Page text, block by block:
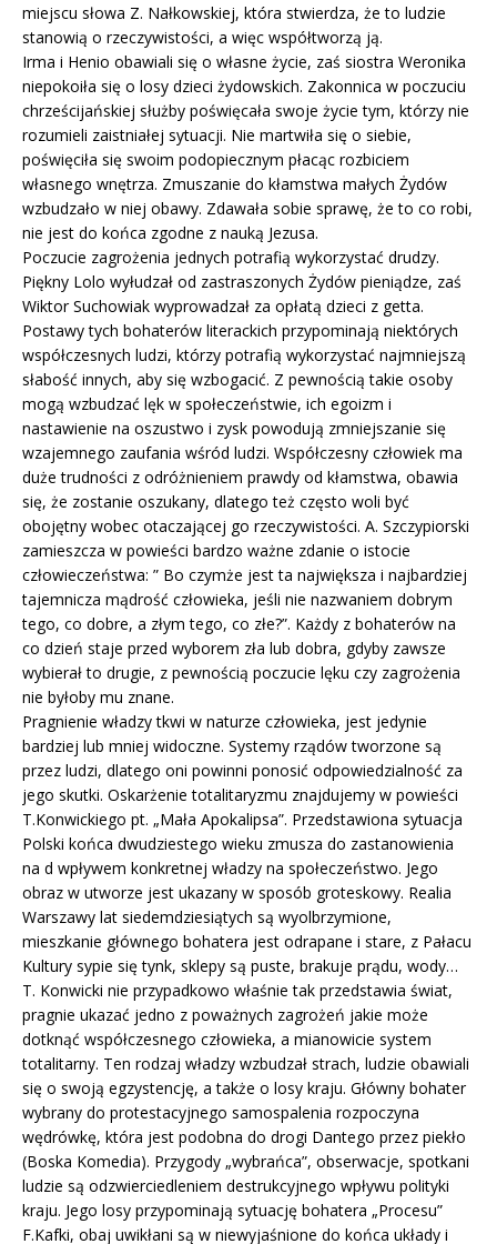
miejscu słowa Z. Nałkowskiej, która stwierdza, że to ludzie
stanowią o rzeczywistości, a więc współtworzą ją.
Irma i Henio obawiali się o własne życie, zaś siostra Weronika
niepokoiła się o losy dzieci żydowskich. Zakonnica w poczuciu
chrześcijańskiej służby poświęcała swoje życie tym, którzy nie
rozumieli zaistniałej sytuacji. Nie martwiła się o siebie,
poświęciła się swoim podopiecznym płacąc rozbiciem
własnego wnętrza. Zmuszanie do kłamstwa małych Żydów
wzbudzało w niej obawy. Zdawała sobie sprawę, że to co robi,
nie jest do końca zgodne z nauką Jezusa.
Poczucie zagrożenia jednych potrafią wykorzystać drudzy.
Piękny Lolo wyłudzał od zastraszonych Żydów pieniądze, zaś
Wiktor Suchowiak wyprowadzał za opłatą dzieci z getta.
Postawy tych bohaterów literackich przypominają niektórych
współczesnych ludzi, którzy potrafią wykorzystać najmniejszą
słabość innych, aby się wzbogacić. Z pewnością takie osoby
mogą wzbudzać lęk w społeczeństwie, ich egoizm i
nastawienie na oszustwo i zysk powodują zmniejszanie się
wzajemnego zaufania wśród ludzi. Współczesny człowiek ma
duże trudności z odróżnieniem prawdy od kłamstwa, obawia
się, że zostanie oszukany, dlatego też często woli być
obojętny wobec otaczającej go rzeczywistości. A. Szczypiorski
zamieszcza w powieści bardzo ważne zdanie o istocie
człowieczeństwa: ” Bo czymże jest ta największa i najbardziej
tajemnicza mądrość człowieka, jeśli nie nazwaniem dobrym
tego, co dobre, a złym tego, co złe?”. Każdy z bohaterów na
co dzień staje przed wyborem zła lub dobra, gdyby zawsze
wybierał to drugie, z pewnością poczucie lęku czy zagrożenia
nie byłoby mu znane.
Pragnienie władzy tkwi w naturze człowieka, jest jedynie
bardziej lub mniej widoczne. Systemy rządów tworzone są
przez ludzi, dlatego oni powinni ponosić odpowiedzialność za
jego skutki. Oskarżenie totalitaryzmu znajdujemy w powieści
T.Konwickiego pt. „Mała Apokalipsa”. Przedstawiona sytuacja
Polski końca dwudziestego wieku zmusza do zastanowienia
na d wpływem konkretnej władzy na społeczeństwo. Jego
obraz w utworze jest ukazany w sposób groteskowy. Realia
Warszawy lat siedemdziesiątych są wyolbrzymione,
mieszkanie głównego bohatera jest odrapane i stare, z Pałacu
Kultury sypie się tynk, sklepy są puste, brakuje prądu, wody…
T. Konwicki nie przypadkowo właśnie tak przedstawia świat,
pragnie ukazać jedno z poważnych zagrożeń jakie może
dotknąć współczesnego człowieka, a mianowicie system
totalitarny. Ten rodzaj władzy wzbudzał strach, ludzie obawiali
się o swoją egzystencję, a także o losy kraju. Główny bohater
wybrany do protestacyjnego samospalenia rozpoczyna
wędrówkę, która jest podobna do drogi Dantego przez piekło
(Boska Komedia). Przygody „wybrańca”, obserwacje, spotkani
ludzie są odzwierciedleniem destrukcyjnego wpływu polityki
kraju. Jego losy przypominają sytuację bohatera „Procesu”
F.Kafki, obaj uwikłani są w niewyjaśnione do końca układy i